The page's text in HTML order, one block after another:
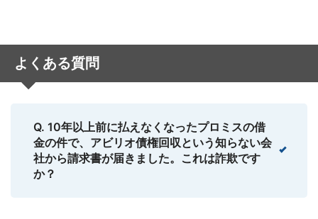
よくある質問
Q. 10年以上前に払えなくなったプロミスの借
金の件で、アビリオ債権回収という知らない会
社から請求書が届きました。これは詐欺です
か？